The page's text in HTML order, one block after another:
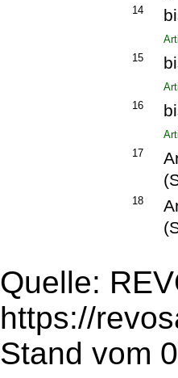
14
15
16
17
18
Quelle:
https://
Stand vom